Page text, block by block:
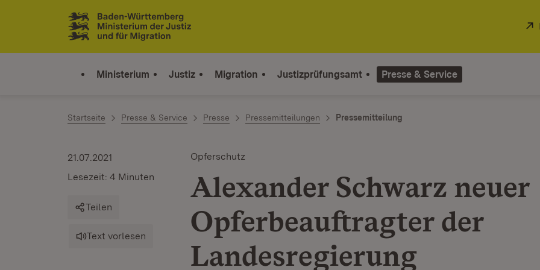
Zum Inhalt springen
Link zur Startseite
Ministerium Justiz Migration Justizprüfungsamt Presse & Service
Startseite Presse & Service Presse Pressemitteilungen Pressemitteilung
Opferschutz
Alexander Schwarz neuer
Opferbeauftragter der
Landesregierung
21.07.2021
Lesezeit: 4 Minuten
Teilen
Text vorlesen